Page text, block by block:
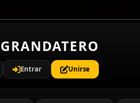
Entrar Unirse